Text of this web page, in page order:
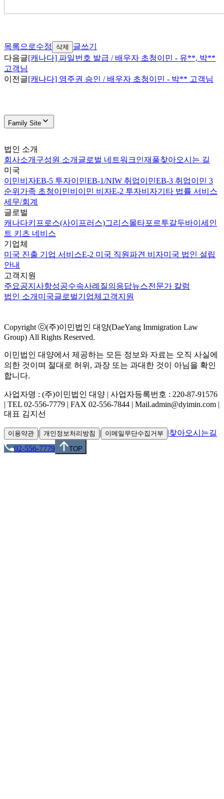
목록으로수정 삭제
글쓰기
다음글[캐나다] 파일번호 발급 / 배우자 초청이민 - 유**, 박**
고객님
이전글[캐나다] 영주권 승인 / 배우자 초청이민 - 박** 고객님
Family Site
법인 소개
회사소개 구성원 소개 글로벌 네트워크인재풀찾아오시는 길
미국
이민비자EB-5 투자이민EB-1/NIW 취업이민EB-3 취업이민 3
순위 가족 초청이민비이민 비자E-2 투자비자기타 법률 서비스
세무/회계
글로벌
캐나다키프로스(사이프러스)그리스몰타포르투갈두바이 세인
트 키츠 네비스
기업체
미국 진출 기업 서비스E-2 미국 직원파견 비자미국 법인 설립
안내
고객지원
주요공지사항성공수속사례 질의응답뉴스전문가 칼럼
법인 소개 미국글로벌기업체 고객지원
Copyright ⓒ(주)이민법인 대양(DaeYang Immigration Law
Group) All Rights Reserved.
이민법인 대양에서 제공하는 모든 정보와 자료는 오직 사실에
의한 것이며 절대로 허위, 과장 또는 과대한 것이 아님을 확인
합니다.
사업자명 : (주)이민법인 대양 | 사업자등록번호 : 220-87-91576
| TEL 02-556-7779 | FAX 02-556-7844 | Mail.admin@dyimin.com |
대표 김지선
이용약관 | 개인정보처리방침 | 이메일무단수집거부 |찾아오시는길
02-556-7779
TOP